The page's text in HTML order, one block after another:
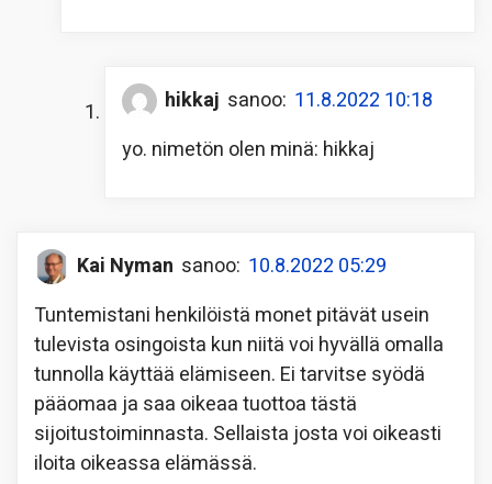
hikkaj sanoo: 11.8.2022 10:18
yo. nimetön olen minä: hikkaj
Kai Nyman sanoo: 10.8.2022 05:29
Tuntemistani henkilöistä monet pitävät usein
tulevista osingoista kun niitä voi hyvällä omalla
tunnolla käyttää elämiseen. Ei tarvitse syödä
pääomaa ja saa oikeaa tuottoa tästä
sijoitustoiminnasta. Sellaista josta voi oikeasti
iloita oikeassa elämässä.